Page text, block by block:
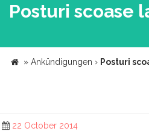
Posturi scoase
» Ankündigungen › Posturi
22 October 2014